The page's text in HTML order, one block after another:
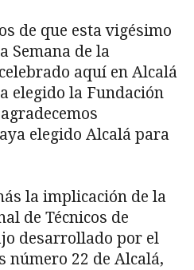
de que esta vigésimo
Semana de la
aquí en Alcalá
elegido la Fundación
elegido Alcalá para
la implicación de la
de Técnicos de
desarrollado por el
número 22 de Alcalá,